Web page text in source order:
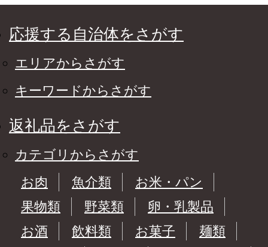
応援する自治体をさがす
エリアからさがす
キーワードからさがす
返礼品をさがす
カテゴリからさがす
お肉
魚介類
お米・パン
果物類
野菜類
卵・乳製品
お酒
飲料類 お菓子
麺類